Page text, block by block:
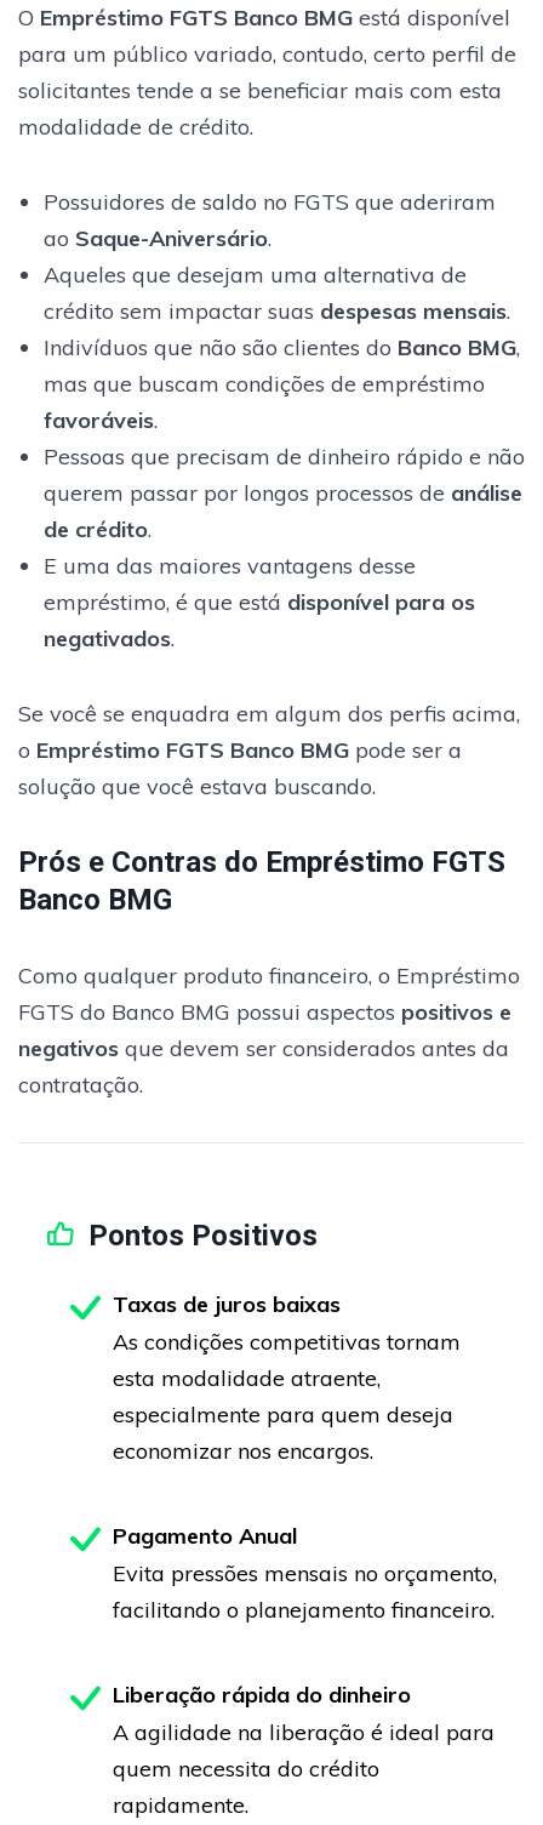
O Empréstimo FGTS Banco BMG está disponível
para um público variado, contudo, certo perfil de
solicitantes tende a se beneficiar mais com esta
modalidade de crédito.
Possuidores de saldo no FGTS que aderiram
ao Saque-Aniversário.
Aqueles que desejam uma alternativa de
crédito sem impactar suas despesas mensais.
Indivíduos que não são clientes do Banco BMG,
mas que buscam condições de empréstimo
favoráveis.
Pessoas que precisam de dinheiro rápido e não
querem passar por longos processos de análise
de crédito.
E uma das maiores vantagens desse
empréstimo, é que está disponível para os
negativados.
Se você se enquadra em algum dos perfis acima,
o Empréstimo FGTS Banco BMG pode ser a
solução que você estava buscando.
Prós e Contras do Empréstimo FGTS
Banco BMG
Como qualquer produto financeiro, o Empréstimo
FGTS do Banco BMG possui aspectos positivos e
negativos que devem ser considerados antes da
contratação.
Pontos Positivos
Taxas de juros baixas
As condições competitivas tornam
esta modalidade atraente,
especialmente para quem deseja
economizar nos encargos.
Pagamento Anual
Evita pressões mensais no orçamento,
facilitando o planejamento financeiro.
Liberação rápida do dinheiro
A agilidade na liberação é ideal para
quem necessita do crédito
rapidamente.